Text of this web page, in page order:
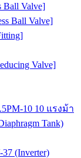
Valve]
Ball Valve]
Valve]
10 10 แรงม้า
Tank)
(Inverter)